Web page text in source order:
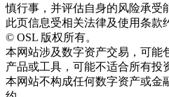
慎行事，并评估自身的风险承受
此页信息受相关法律及使用条款
© OSL 版权所有。
本网站涉及数字资产交易，可能
产品或工具，可能不适合所有投
本网站不构成任何数字资产或金